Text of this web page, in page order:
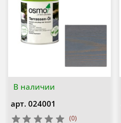
В наличии
арт. 024001
(0)